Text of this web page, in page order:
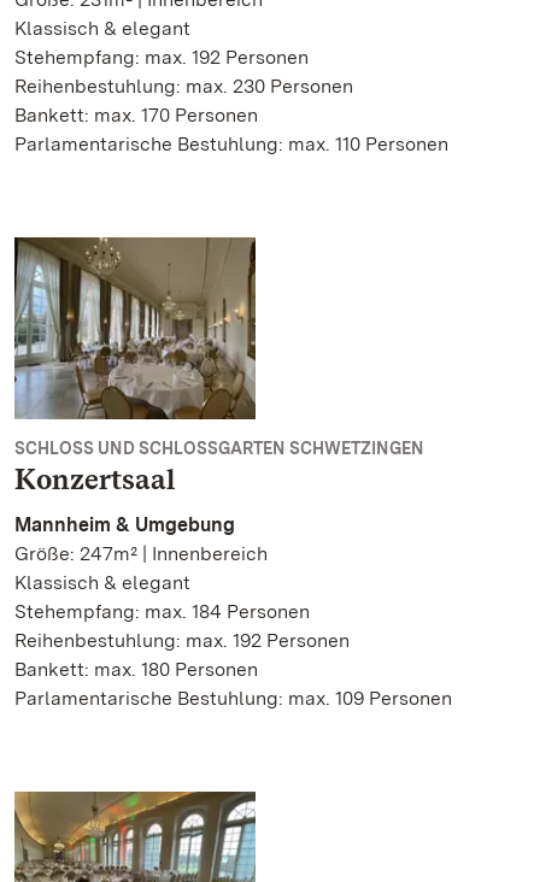
Klassisch & elegant
Stehempfang: max. 192 Personen
Reihenbestuhlung: max. 230 Personen
Bankett: max. 170 Personen
Parlamentarische Bestuhlung: max. 110 Personen
SCHLOSS UND SCHLOSSGARTEN SCHWETZINGEN
Konzertsaal
Mannheim & Umgebung
Größe: 247m² | Innenbereich
Klassisch & elegant
Stehempfang: max. 184 Personen
Reihenbestuhlung: max. 192 Personen
Bankett: max. 180 Personen
Parlamentarische Bestuhlung: max. 109 Personen